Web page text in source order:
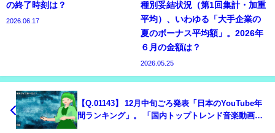
の終了時刻は？
2026.06.17
種別妥結状況（第1回集計・加重
平均）、いわゆる「大手企業の
夏のボーナス平均額」。2026年
６月の金額は？
2026.05.25
【Q.01143】 12月中旬ごろ発表「日本のYouTube年
間ランキング」。 「国内トップトレンド音楽動画ラ